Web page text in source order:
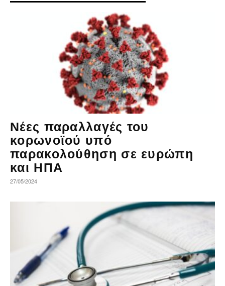
Νέες παραλλαγές του
κορωνοϊού υπό
παρακολούθηση σε ευρώπη
και ΗΠΑ
27/05/2024